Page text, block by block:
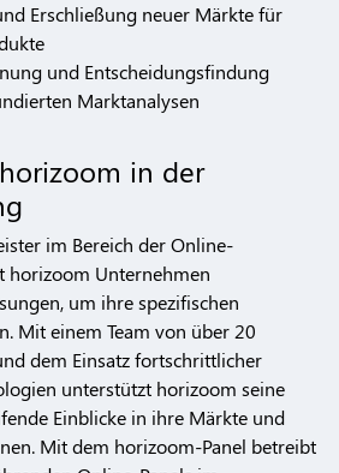
Erschließung neuer Märkte für
und Entscheidungsfindung
Marktanalysen
in der
im Bereich der Online-
horizoom Unternehmen
um ihre spezifischen
Mit einem Team von über 20
dem Einsatz fortschrittlicher
unterstützt horizoom seine
Einblicke in ihre Märkte und
Mit dem horizoom-Panel betreibt